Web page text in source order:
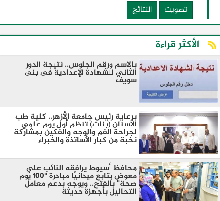
تصويت
النتائج
الأكثر قراءة
بالاسم ورقم الجلوس.. نتيجة الدور
الثاني للشهادة الإعدادية فى بنى
سويف
برعاية رئيس جامعة الأزهر.. كلية طب
الأسنان (بنات) تنظم أول يوم علمي
لجراحة الفم والوجه والفكين بمشاركة
نخبة من كبار الأساتذة والخبراء
محافظ أسيوط يرافقه النائب علي
معوض يتابع ميدانيًا مبادرة "100 يوم
صحة" بالفتح.. ويوجه بدعم معامل
التحاليل بأجهزة حديثة